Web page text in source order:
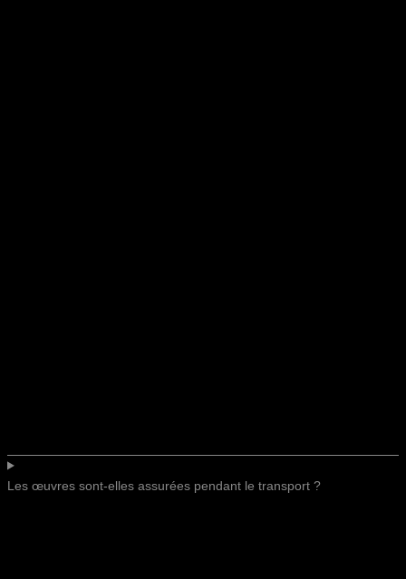
Les œuvres sont-elles assurées pendant le transport ?